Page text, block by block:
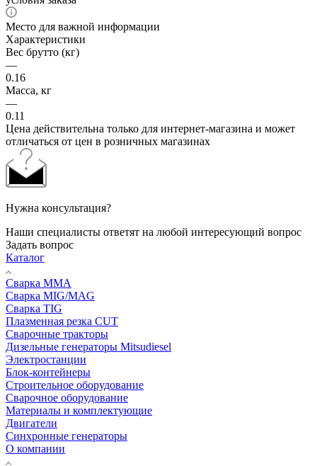
Место для важной информации
Характеристики
Вес брутто (кг)
—
0.16
Масса, кг
—
0.11
Цена действительна только для интернет-магазина и может
отличаться от цен в розничных магазинах
Нужна консультация?
Наши специалисты ответят на любой интересующий вопрос
Задать вопрос
Каталог
Сварка MMA
Сварка MIG/MAG
Сварка TIG
Плазменная резка CUT
Сварочные тракторы
Дизельные генераторы Mitsudiesel
Электростанции
Блок-контейнеры
Строительное оборудование
Сварочное оборудование
Материалы и комплектующие
Двигатели
Синхронные генераторы
О компании